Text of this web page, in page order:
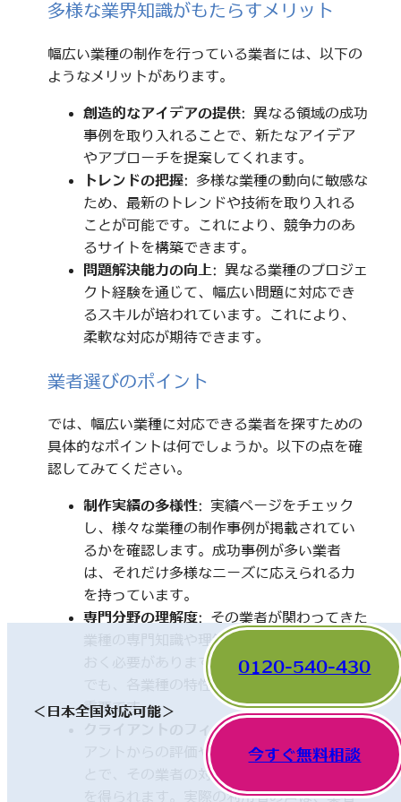
多様な業界知識がもたらすメリット
幅広い業種の制作を行っている業者には、以下の
ようなメリットがあります。
創造的なアイデアの提供: 異なる領域の成功
事例を取り入れることで、新たなアイデア
やアプローチを提案してくれます。
トレンドの把握: 多様な業種の動向に敏感な
ため、最新のトレンドや技術を取り入れる
ことが可能です。これにより、競争力のあ
るサイトを構築できます。
問題解決能力の向上: 異なる業種のプロジェ
クト経験を通じて、幅広い問題に対応でき
るスキルが培われています。これにより、
柔軟な対応が期待できます。
業者選びのポイント
では、幅広い業種に対応できる業者を探すための
具体的なポイントは何でしょうか。以下の点を確
認してみてください。
制作実績の多様性: 実績ページをチェック
し、様々な業種の制作事例が掲載されてい
るかを確認します。成功事例が多い業者
は、それだけ多様なニーズに応えられる力
を持っています。
専門分野の理解度: その業者が関わってきた
業種の専門知識や理解度についても触れて
おく必要があります。一見、異なった分野
でも、各業種の特性を理解していることが
重要です。
クライアントのフィードバック
アントからの評価やレビューを確認するこ
とで、その業者の対応や成果に関する情報
を得られます。実際の利用者の声は、業者
＜日本全国対応可能＞
0120-540-430
今すぐ無料相談